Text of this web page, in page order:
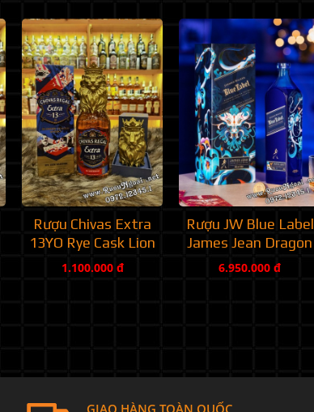
Rượu Chivas Extra
13YO Rye Cask Lion
1.100.000 đ
Rượu JW Blue Label
James Jean Dragon
6.950.000 đ
GIAO HÀNG TOÀN QUỐC